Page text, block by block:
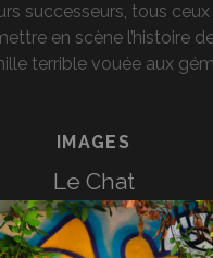
successeurs, tous
en scène l’histoire
terrible vouée aux
IMAGES
Le Chat